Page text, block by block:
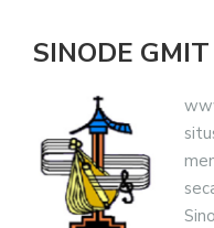
SINODE GMIT